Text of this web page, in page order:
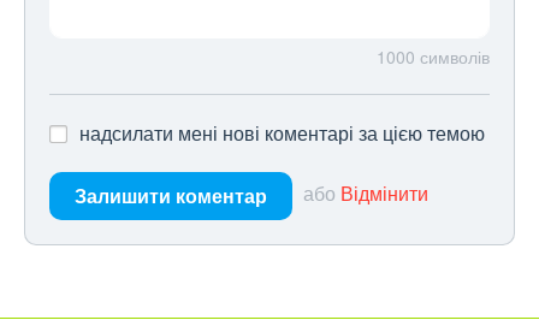
1000 символів
надсилати мені нові коментарі за цією темою
Залишити коментар або Відмінити